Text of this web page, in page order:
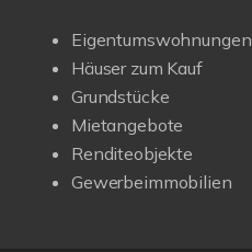
Eigentumswohnungen
Häuser zum Kauf
Grundstücke
Mietangebote
Renditeobjekte
Gewerbeimmobilien